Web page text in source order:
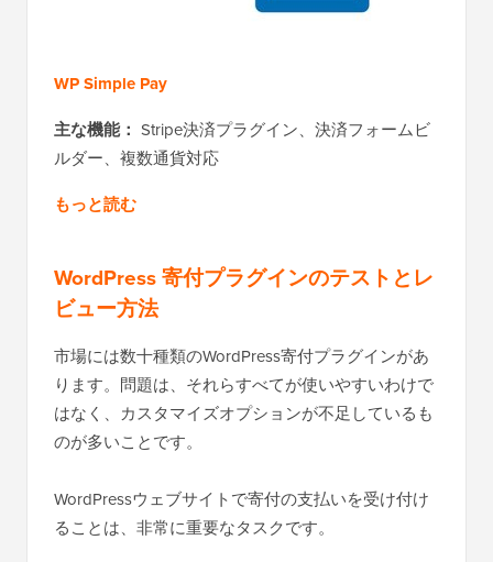
WP Simple Pay
主な機能： Stripe決済プラグイン、決済フォームビ
ルダー、複数通貨対応
もっと読む
WordPress 寄付プラグインのテストとレ
ビュー方法
市場には数十種類のWordPress寄付プラグインがあ
ります。問題は、それらすべてが使いやすいわけで
はなく、カスタマイズオプションが不足しているも
のが多いことです。
WordPressウェブサイトで寄付の支払いを受け付け
ることは、非常に重要なタスクです。